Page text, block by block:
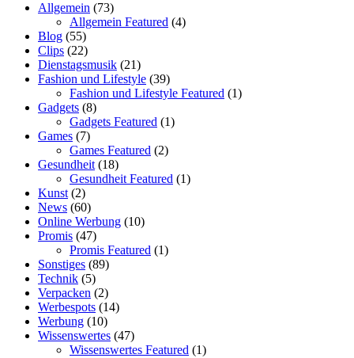
Allgemein (73)
Allgemein Featured (4)
Blog (55)
Clips (22)
Dienstagsmusik (21)
Fashion und Lifestyle (39)
Fashion und Lifestyle Featured (1)
Gadgets (8)
Gadgets Featured (1)
Games (7)
Games Featured (2)
Gesundheit(18)
Gesundheit Featured (1)
Kunst(2)
News (60)
Online Werbung (10)
Promis (47)
Promis Featured (1)
Sonstiges (89)
Technik (5)
Verpacken (2)
Werbespots (14)
Werbung (10)
Wissenswertes (47)
Wissenswertes Featured (1)